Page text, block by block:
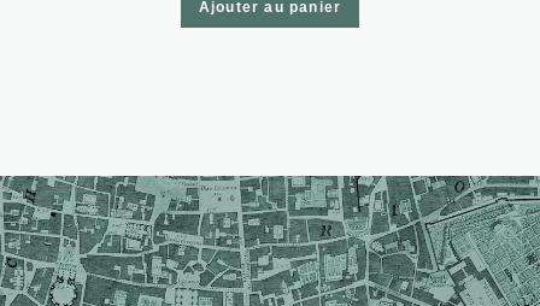
Ajouter au panier